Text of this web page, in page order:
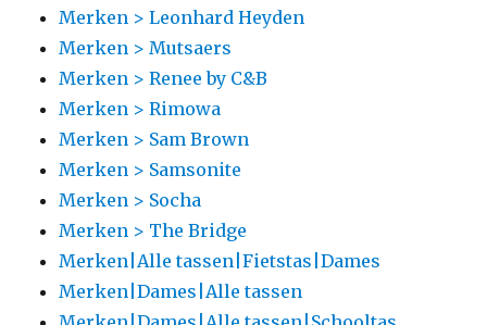
Merken > Leonhard Heyden
Merken > Mutsaers
Merken > Renee by C&B
Merken > Rimowa
Merken > Sam Brown
Merken > Samsonite
Merken > Socha
Merken > The Bridge
Merken|Alle tassen|Fietstas|Dames
Merken|Dames|Alle tassen